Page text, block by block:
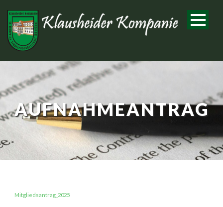
AUFNAHMEANTRAG
Mitgliedsantrag_2025